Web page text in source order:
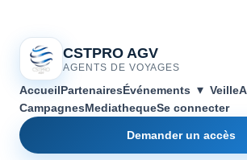
CSTPRO AGV
AGENTS DE VOYAGES
AccueilPartenairesÉvénements ▾ Veille
CampagnesMediathequeSe connecter
Demander un accès